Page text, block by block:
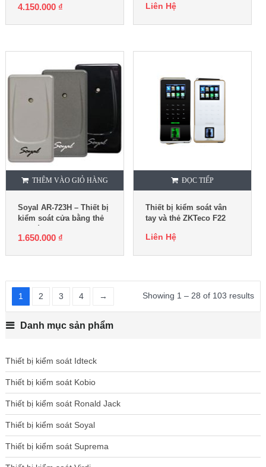
4.150.000 ₫ Liên Hệ
THÊM VÀO GIỎ HÀNG
Soyal AR-723H – Thiết bị
kiểm soát cửa bằng thẻ
1.650.000 ₫
ĐỌC TIẾP
Thiết bị kiểm soát vân
tay và thẻ ZKTeco F22
Liên Hệ
1 2 3 4 → Showing 1 – 28 of 103 results
Danh mục sản phẩm
Thiết bị kiểm soát Idteck
Thiết bị kiểm soát Kobio
Thiết bị kiểm soát Ronald Jack
Thiết bị kiểm soát Soyal
Thiết bị kiểm soát Suprema